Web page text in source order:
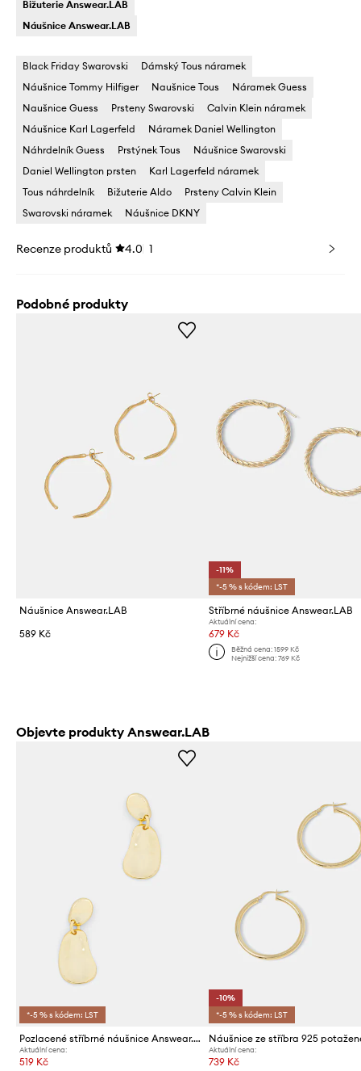
Bižuterie Answear.LAB
Náušnice Answear.LAB
Black Friday Swarovski
Dámský Tous náramek
Náušnice Tommy Hilfiger
Naušnice Tous
Náramek Guess
Naušnice Guess
Prsteny Swarovski
Calvin Klein náramek
Náušnice Karl Lagerfeld
Náramek Daniel Wellington
Náhrdelník Guess
Prstýnek Tous
Náušnice Swarovski
Daniel Wellington prsten
Karl Lagerfeld náramek
Tous náhrdelník
Bižuterie Aldo
Prsteny Calvin Klein
Swarovski náramek
Náušnice DKNY
Recenze produktů 4.0 1
Podobné produkty
Náušnice Answear.LAB
589 Kč
-11%
*-5 % s kódem: LST
Stříbrné náušnice Answear.LAB
Aktuální cena:
679 Kč
Běžná cena: 1599 Kč
Nejnižší cena: 769 Kč
Objevte produkty Answear.LAB
*-5 % s kódem: LST
Pozlacené stříbrné náušnice Answear.LAB
Aktuální cena:
519 Kč
-10%
*-5 % s kódem: LST
Aktuální cena:
739 Kč